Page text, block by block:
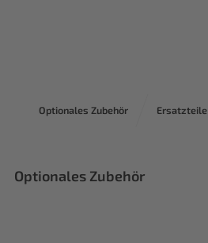
Optionales Zubehör Ersatzteile
Optionales Zubehör